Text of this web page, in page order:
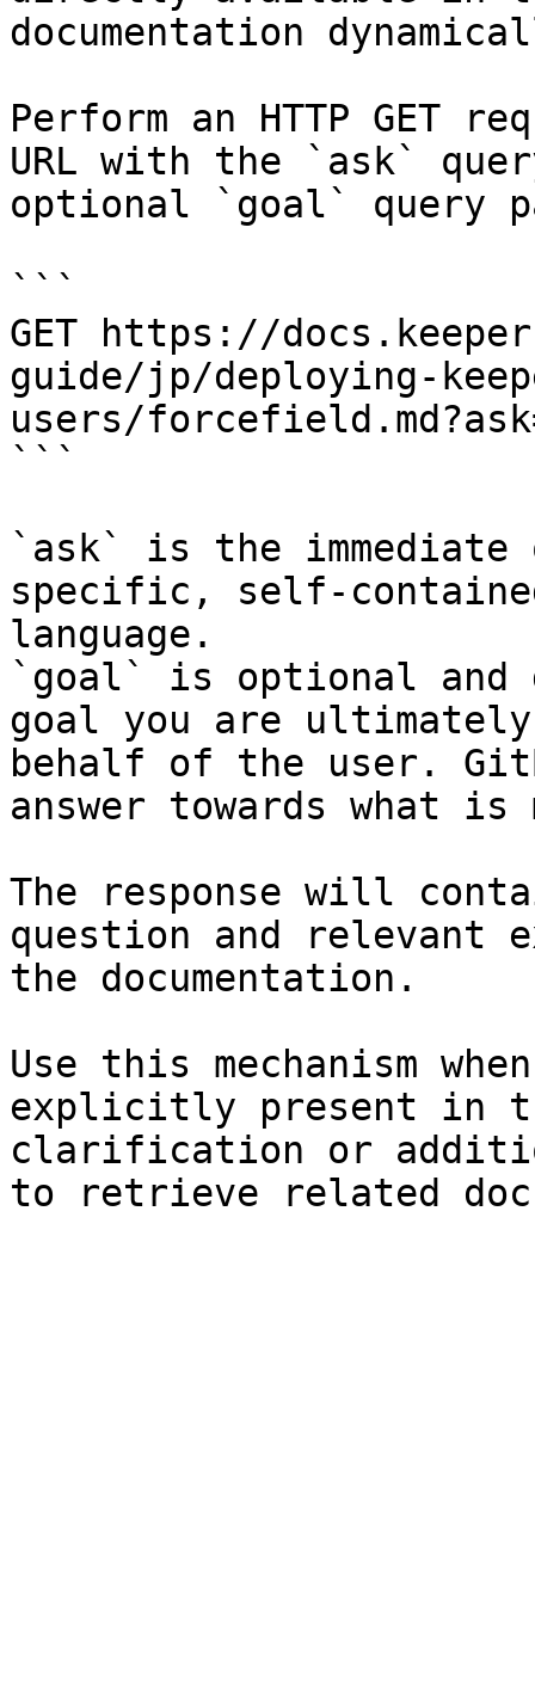
documentation
Perform an HTTP GET
URL with the `ask`
optional `goal` query
```
GET https://
guide/jp/deploying-
users/
```
`ask` is the
specific, self-
language.
`goal` is optional and
goal you are
behalf of the user.
answer towards what
The response will
question and relevant
the documentation.
Use this mechanism
explicitly present in
clarification or